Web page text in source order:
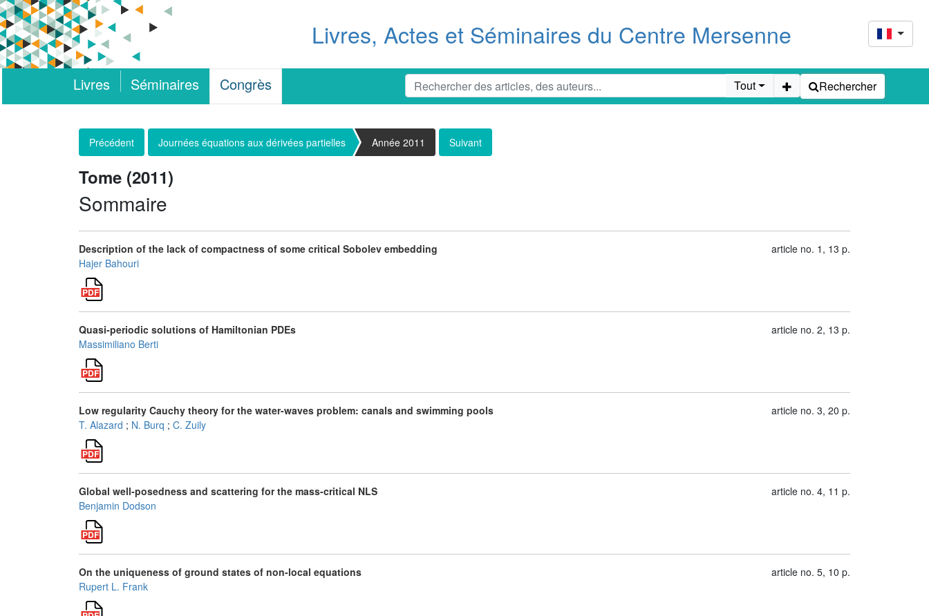
Livres, Actes et Séminaires du Centre Mersenne
Livres Séminaires Congrès Tout Rechercher
Précédent Journées équations aux dérivées partielles Année 2011 Suivant
Tome (2011)
Sommaire
Description of the lack of compactness of some critical Sobolev embedding
Hajer Bahouri
article no. 1, 13 p.
Quasi-periodic solutions of Hamiltonian PDEs
Massimiliano Berti
article no. 2, 13 p.
Low regularity Cauchy theory for the water-waves problem: canals and swimming pools
T. Alazard ; N. Burq ; C. Zuily
article no. 3, 20 p.
Global well-posedness and scattering for the mass-critical NLS
Benjamin Dodson
article no. 4, 11 p.
On the uniqueness of ground states of non-local equations
Rupert L. Frank
article no. 5, 10 p.